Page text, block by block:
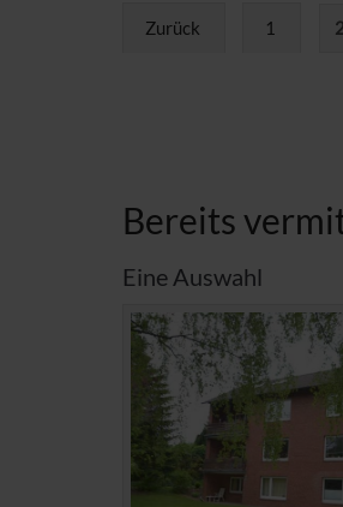
Zurück 1 2
Bereits
Eine Auswahl